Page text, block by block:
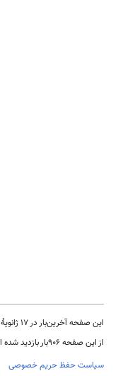
این صفحه آخرین‌بار در ‏۱۷ ژانویهٔ ۲۰۲۵ ساعت ‏۲۰:۱۶ ویرایش شده است.
از این صفحه ۹۰۶بار بازدید شده است.
سیاست حفظ حریم خصوصی